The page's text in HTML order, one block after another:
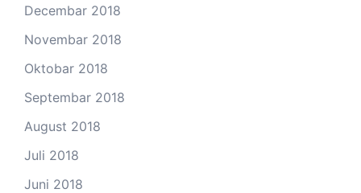
Decembar 2018
Novembar 2018
Oktobar 2018
Septembar 2018
August 2018
Juli 2018
Juni 2018